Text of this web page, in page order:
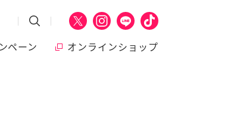
ペーン オンラインショップ